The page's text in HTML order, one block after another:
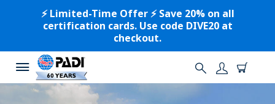
⚡️ Limited-Time Offer ⚡️ Save 20% on all
certification cards. Use code DIVE20 at
checkout.